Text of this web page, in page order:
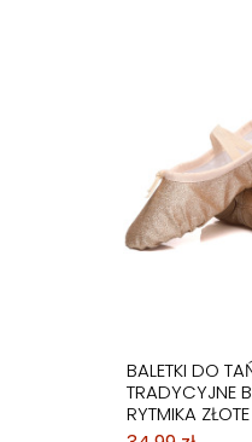
BALETKI DO
TRADYCYJNE
RYTMIKA